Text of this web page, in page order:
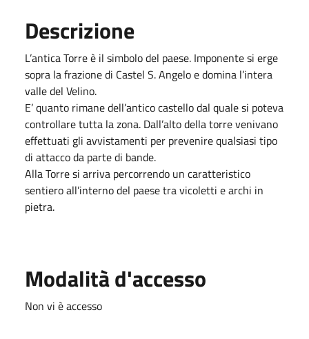
Descrizione
L’antica Torre è il simbolo del paese. Imponente si erge
sopra la frazione di Castel S. Angelo e domina l’intera
valle del Velino.
E’ quanto rimane dell’antico castello dal quale si poteva
controllare tutta la zona. Dall’alto della torre venivano
effettuati gli avvistamenti per prevenire qualsiasi tipo
di attacco da parte di bande.
Alla Torre si arriva percorrendo un caratteristico
sentiero all’interno del paese tra vicoletti e archi in
pietra.
Modalità d'accesso
Non vi è accesso